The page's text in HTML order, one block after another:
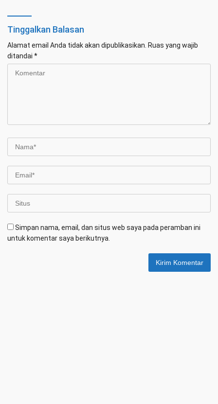
Tinggalkan Balasan
Alamat email Anda tidak akan dipublikasikan. Ruas yang wajib
ditandai *
Simpan nama, email, dan situs web saya pada peramban ini
untuk komentar saya berikutnya.